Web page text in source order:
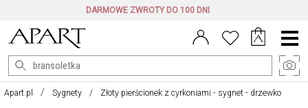
DARMOWE ZWROTY DO 100 DNI
Menu
główne
Apart.pl Sygnety Złoty pierścionek z cyrkoniami - sygnet - drzewko